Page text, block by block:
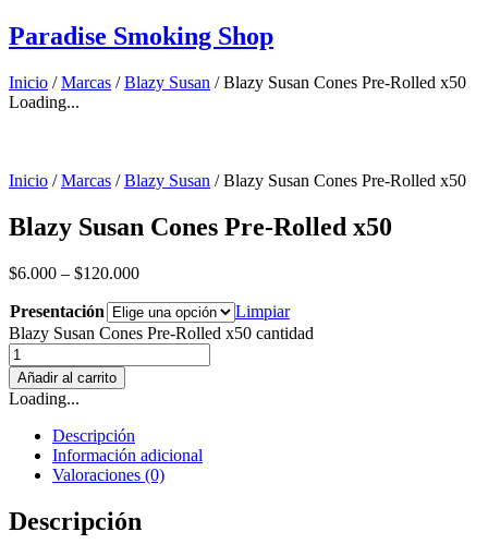
Paradise Smoking Shop
Inicio /Marcas /Blazy Susan / Blazy Susan Cones Pre-Rolled x50
Loading...
Inicio /Marcas /Blazy Susan / Blazy Susan Cones Pre-Rolled x50
Blazy Susan Cones Pre-Rolled x50
$6.000 – $120.000
Presentación
Limpiar
Blazy Susan Cones Pre-Rolled x50 cantidad
Añadir al carrito
Loading...
Descripción
Información adicional
Valoraciones (0)
Descripción